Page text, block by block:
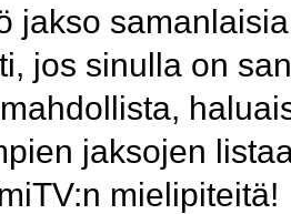
jakso
jos sinulla on
jaksojen
mielipiteitä!